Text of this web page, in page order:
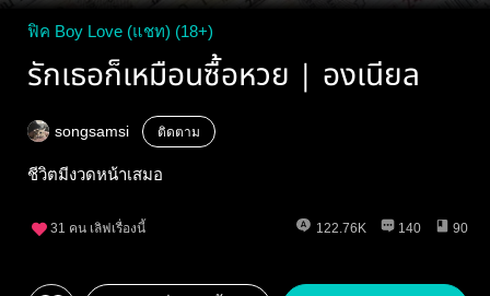
ฟิค Boy Love (แชท) (18+)
รักเธอก็เหมือนซื้อหวย | องเนียล
songsamsi ติดตาม
ชีวิตมีงวดหน้าเสมอ
31 คน เลิฟเรื่องนี้ 122.76K 140 90